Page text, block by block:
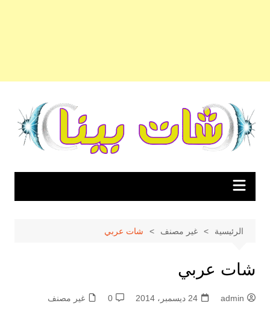
المحتوى
الرئيسية غير مصنف شات عربي
شات عربي
admin 24 ديسمبر، 2014 0 غير مصنف